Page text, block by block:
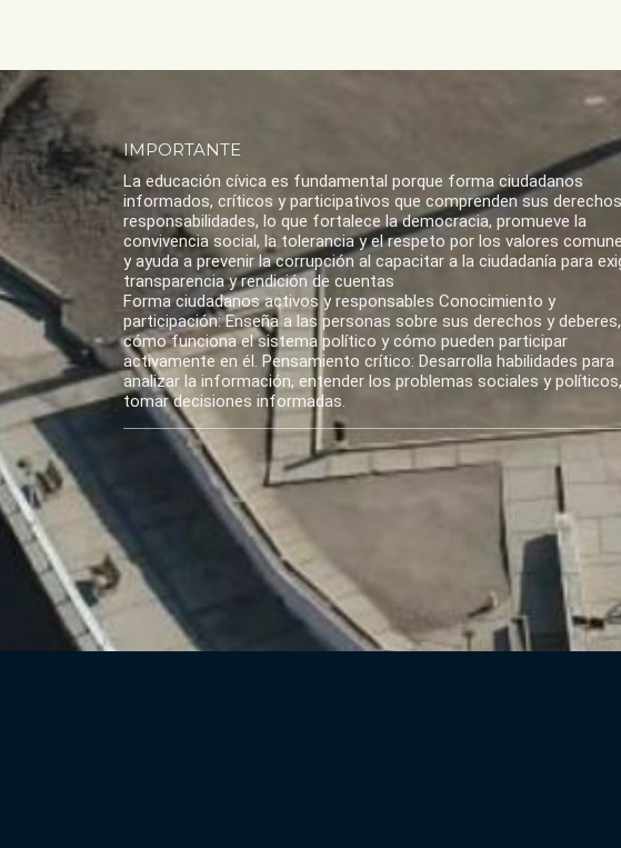
IMPORTANTE
La educación cívica es fundamental porque forma ciudadanos
informados, críticos y participativos que comprenden sus
responsabilidades, lo que fortalece la democracia, promueve la
convivencia social, la tolerancia y el respeto por los valores
y ayuda a prevenir la corrupción al capacitar a la ciudadanía para
transparencia y rendición de cuentas
Forma ciudadanos activos y responsables Conocimiento y
participación: Enseña a las personas sobre sus derechos y deberes,
cómo funciona el sistema político y cómo pueden participar
activamente en él. Pensamiento crítico: Desarrolla habilidades para
analizar la información, entender los problemas sociales y
tomar decisiones informadas.